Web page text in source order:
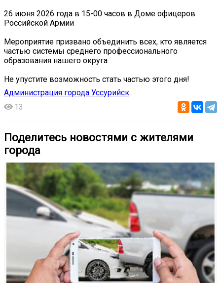
26 июня 2026 года в 15-00 часов в Доме офицеров
Российской Армии
Мероприятие призвано объединить всех, кто является
частью системы среднего профессионального
образования нашего округа
Не упустите возможность стать частью этого дня!
Администрация города Уссурийск
13
Поделитесь новостями с жителями
города